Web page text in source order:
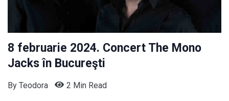
8 februarie 2024. Concert The Mono
Jacks în Bucureşti
By Teodora 2 Min Read